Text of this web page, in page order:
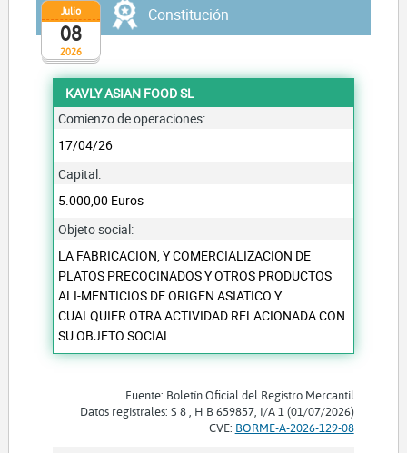
2026
Julio
08
Constitución
KAVLY ASIAN FOOD SL
Comienzo de operaciones:
17/04/26
Capital:
5.000,00 Euros
Objeto social:
LA FABRICACION, Y COMERCIALIZACION DE
PLATOS PRECOCINADOS Y OTROS PRODUCTOS
ALI-MENTICIOS DE ORIGEN ASIATICO Y
CUALQUIER OTRA ACTIVIDAD RELACIONADA CON
SU OBJETO SOCIAL
Fuente: Boletín Oficial del Registro Mercantil
Datos registrales: S 8 , H B 659857, I/A 1 (01/07/2026)
CVE: BORME-A-2026-129-08